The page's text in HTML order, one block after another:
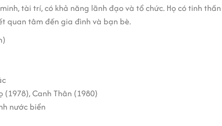
tài trí, có khả năng lãnh đạo và tổ chức. Họ có tinh
quan tâm đến gia đình và bạn bè.
(1978), Canh Thân (1980)
nước biển